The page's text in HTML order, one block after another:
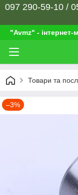
097 290-59-10 /
"Avmz" - інтернет-
Товари та
–3%